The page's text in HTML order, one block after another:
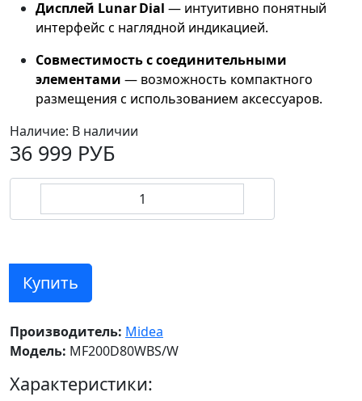
Дисплей Lunar Dial — интуитивно понятный
интерфейс с наглядной индикацией.
Совместимость с соединительными
элементами — возможность компактного
размещения с использованием аксессуаров.
Наличие: В наличии
36 999 РУБ
Купить
Производитель: Midea
Модель: MF200D80WBS/W
Характеристики: